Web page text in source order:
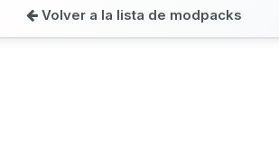
Volver a la lista de modpacks